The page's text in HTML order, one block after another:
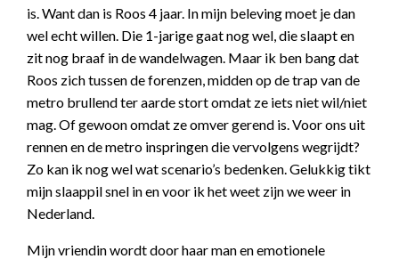
is. Want dan is Roos 4 jaar. In mijn beleving moet je dan
wel echt willen. Die 1-jarige gaat nog wel, die slaapt en
zit nog braaf in de wandelwagen. Maar ik ben bang dat
Roos zich tussen de forenzen, midden op de trap van de
metro brullend ter aarde stort omdat ze iets niet wil/niet
mag. Of gewoon omdat ze omver gerend is. Voor ons uit
rennen en de metro inspringen die vervolgens wegrijdt?
Zo kan ik nog wel wat scenario’s bedenken. Gelukkig tikt
mijn slaappil snel in en voor ik het weet zijn we weer in
Nederland.
Mijn vriendin wordt door haar man en emotionele